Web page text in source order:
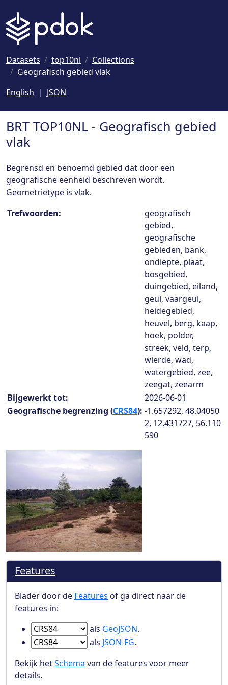
Datasets top10nl
Collections
Geografisch gebied vlak
English
JSON
BRT TOP10NL - Geografisch gebied
vlak
Begrensd en benoemd gebied dat door een
geografische eenheid beschreven wordt.
Geometrietype is vlak.
Collection details
Trefwoorden:
geografisch
gebied,
geografische
gebieden, bank,
ondiepte, plaat,
bosgebied,
duingebied, eiland,
geul, vaargeul,
heidegebied,
heuvel, berg, kaap,
hoek, polder,
streek, veld, terp,
wierde, wad,
watergebied, zee,
zeegat, zeearm
Bijgewerkt tot:
2026-06-01
Geografische begrenzing (CRS84): -1.657292, 48.04050
2, 12.431727, 56.110
590
Features
Blader door de Features of ga direct naar de
features in:
Ga naar Features in
als GeoJSON.
Ga naar Features in
als JSON-FG.
Bekijk hetSchema van de features voor meer
details.